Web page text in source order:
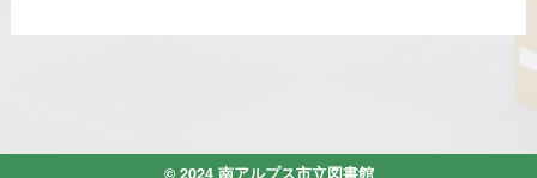
© 2024 南アルプス市立図書館